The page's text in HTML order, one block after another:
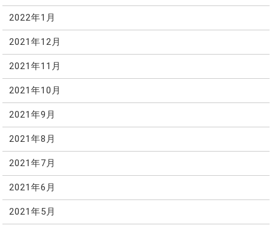
2022年1月
2021年12月
2021年11月
2021年10月
2021年9月
2021年8月
2021年7月
2021年6月
2021年5月